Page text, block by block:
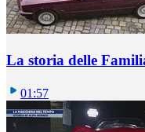
La storia delle
01:57